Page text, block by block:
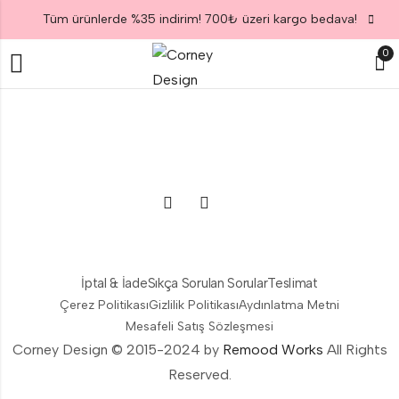
Tüm ürünlerde %35 indirim! 700₺ üzeri kargo bedava!
0
İptal & İadeSıkça Sorulan SorularTeslimat
Çerez PolitikasıGizlilik PolitikasıAydınlatma Metni
Mesafeli Satış Sözleşmesi
Corney Design © 2015-2024 by Remood Works All Rights
Reserved.